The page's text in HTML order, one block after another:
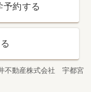
約する
不動産株式会社 宇都宮